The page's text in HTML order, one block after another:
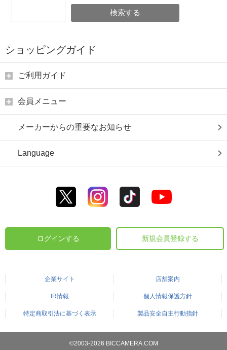
検索する
ショッピングガイド
ご利用ガイド
会員メニュー
メーカーからの重要なお知らせ
Language
ログインする 新規会員登録する
企業サイト 店舗案内
IR情報 個人情報保護方針
特定商取引法に基づく表示 製品安全自主行動指針
©2003-2026 BICCAMERA.COM